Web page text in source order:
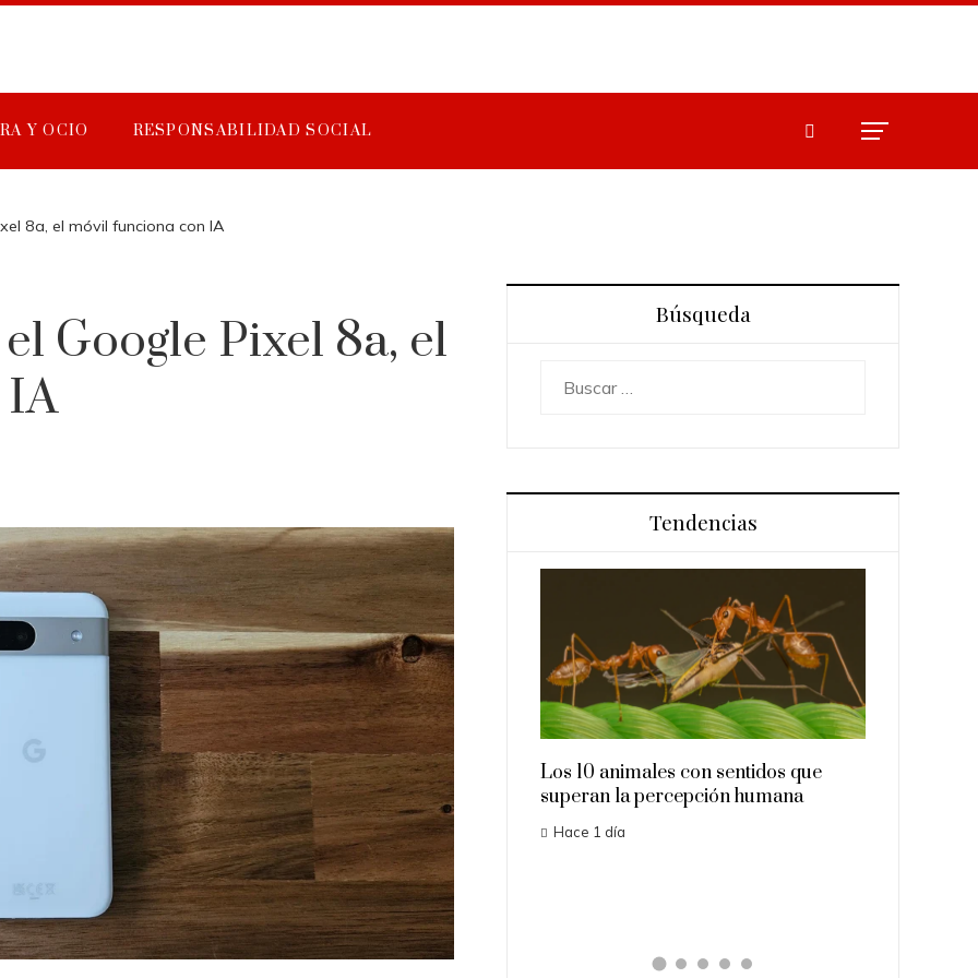
Y OCIO RESPONSABILIDAD SOCIAL
8a, el móvil funciona con IA
Google Pixel 8a, el
Búsqueda
Tendencias
y
El impacto de los macronutrientes en
la salud y el rendimiento físico
Hace 2 semanas
Los 10 animales con sentidos que
superan la percepción humana
Hace 1 día
Las 15 misiones
importantes que